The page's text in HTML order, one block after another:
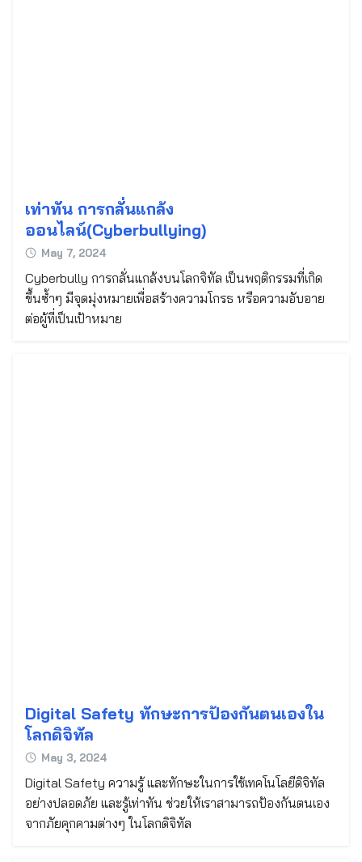
เท่าทัน การกลั่นแกล้ง
ออนไลน์(Cyberbullying)
May 7, 2024
Cyberbully การกลั่นแกล้งบนโลกจิทัล เป็นพฤติกรรมที่เกิด
ขึ้นซ้ำๆ มีจุดมุ่งหมายเพื่อสร้างความโกรธ หรือความอับอาย
ต่อผู้ที่เป็นเป้าหมาย
Digital Safety ทักษะการป้องกันตนเองใน
โลกดิจิทัล
May 3, 2024
Digital Safety ความรู้ และทักษะในการใช้เทคโนโลยีดิจิทัล
อย่างปลอดภัย และรู้เท่าทัน ช่วยให้เราสามารถป้องกันตนเอง
จากภัยคุกคามต่างๆ ในโลกดิจิทัล